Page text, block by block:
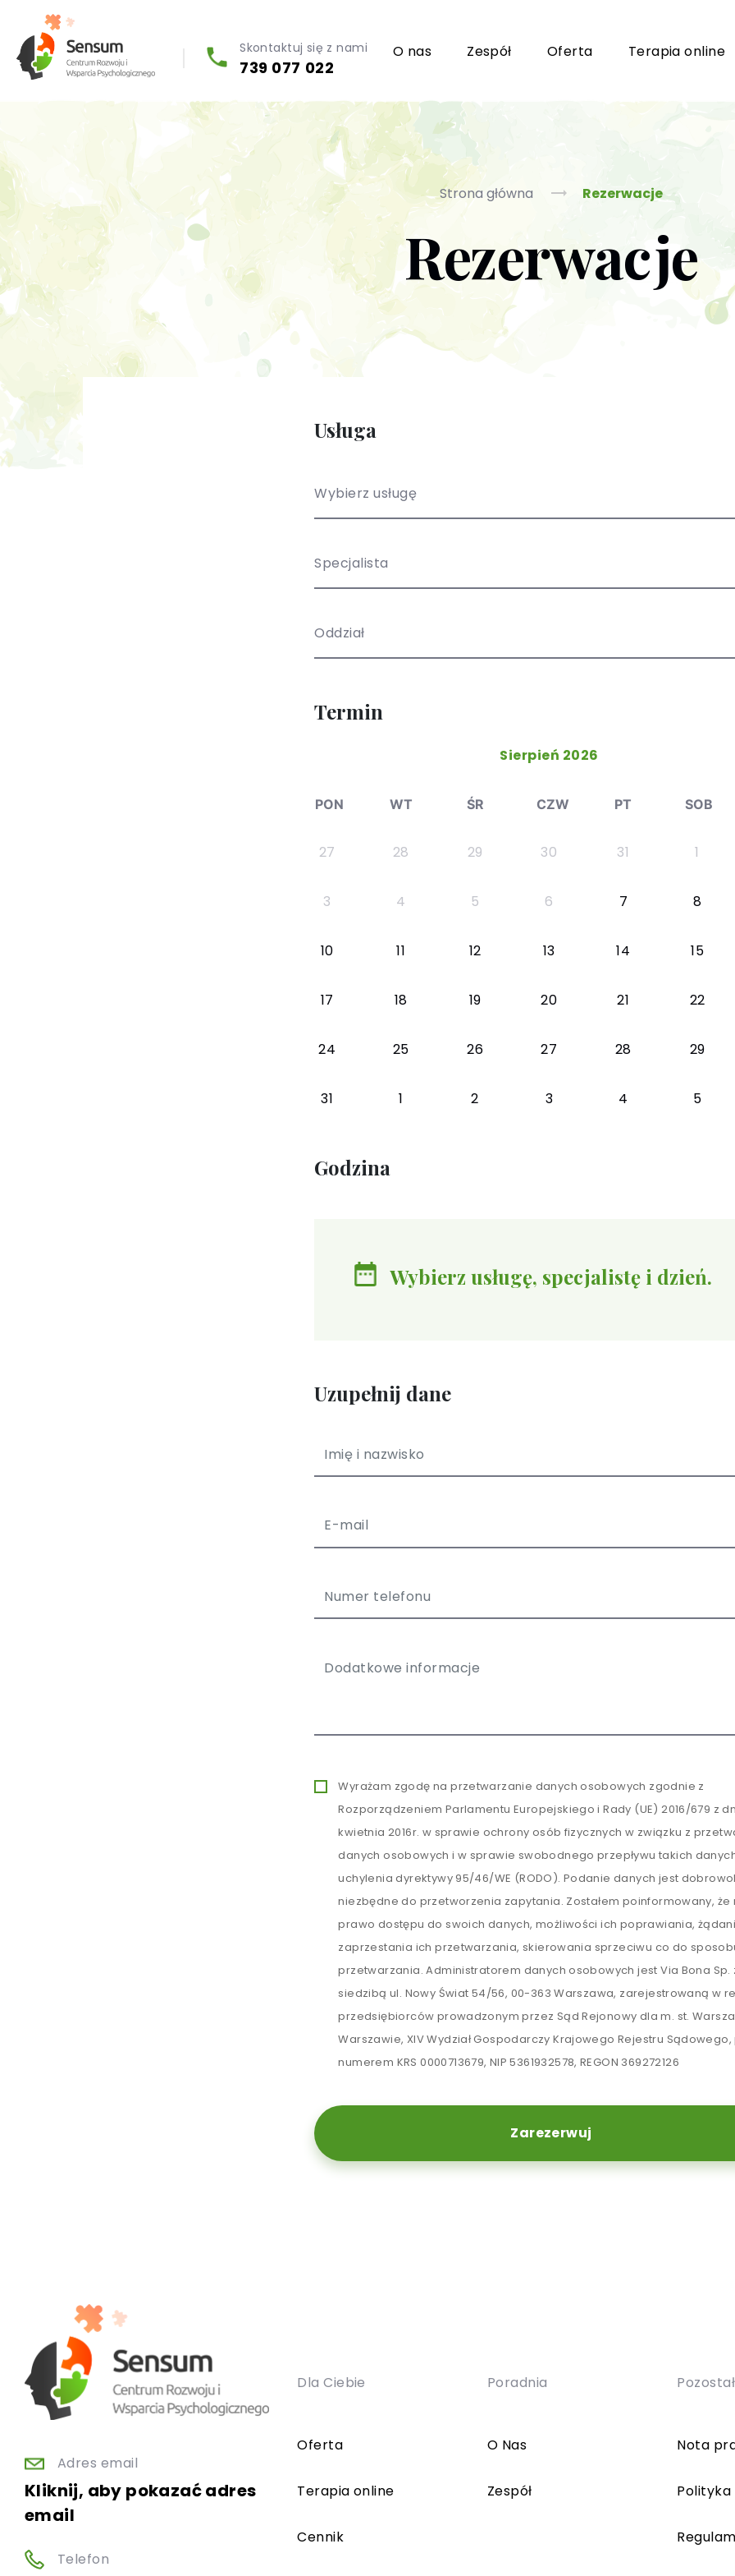
Skontaktuj się z nami
739 077 022
O nas Zespół Oferta Terapia online
Diagnoza psychologiczna (testy psychologiczne)
Konsultacja biegłego psychologa
Psychoterapia indywidualna (PL / EN)
Wsparcie dla firm
Grupy wsparcia i TUSy dla osób dorosłych
Poradnictwo seksuologiczne
Psychoterapia par i małżeństwa
Terapia uzależnień (PL / EN)
Strona główna Rezerwacje
Rezerwacje
Usługa
Wybierz usługę
Specjalista
Oddział
Termin
Sierpień 2026
PON WT ŚR CZW PT SOB
27 28 29 30 31 1
3 4 5 6 7 8
10 11 12 13 14 15
17 18 19 20 21 22
24 25 26 27 28 29
31 1 2 3 4 5
Godzina
Wybierz usługę, specjalistę i dzień.
Uzupełnij dane
Wyrażam zgodę na przetwarzanie danych osobowych zgodnie z
Rozporządzeniem Parlamentu Europejskiego i Rady (UE) 2016/679 z
kwietnia 2016r. w sprawie ochrony osób fizycznych w związku z
danych osobowych i w sprawie swobodnego przepływu takich
uchylenia dyrektywy 95/46/WE (RODO). Podanie danych jest
niezbędne do przetworzenia zapytania. Zostałem poinformowany, że
prawo dostępu do swoich danych, możliwości ich poprawiania,
zaprzestania ich przetwarzania, skierowania sprzeciwu co do
przetwarzania. Administratorem danych osobowych jest Via Bona Sp.
siedzibą ul. Nowy Świat 54/56, 00-363 Warszawa, zarejestrowaną w
przedsiębiorców prowadzonym przez Sąd Rejonowy dla m. st.
Warszawie, XIV Wydział Gospodarczy Krajowego Rejestru
numerem KRS 0000713679, NIP 5361932578, REGON 369272126
Zarezerwuj
Adres email
Kliknij, aby pokazać adres
email
Telefon
Dla Ciebie
Oferta
Terapia online
Cennik
Poradnia
O Nas
Zespół
Nota